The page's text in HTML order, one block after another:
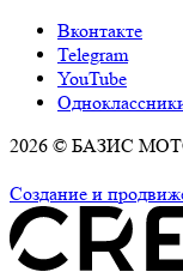
Вконтакте
Telegram
YouTube
2026 © БАЗИС
Создание и